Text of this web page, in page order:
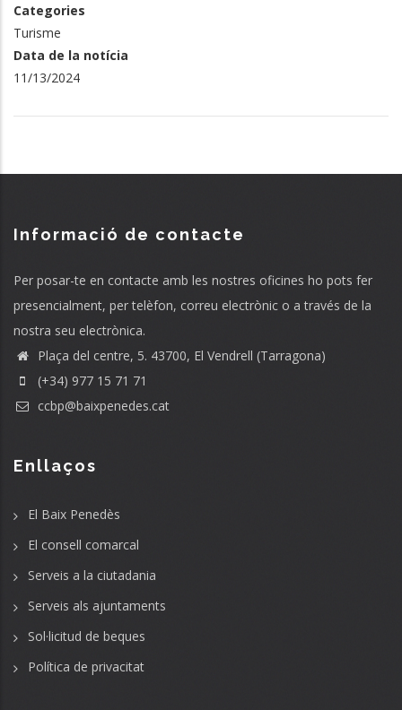
Categories
Turisme
Data de la notícia
11/13/2024
Informació de contacte
Per posar-te en contacte amb les nostres oficines ho pots fer
presencialment, per telèfon, correu electrònic o a través de la
nostra seu electrònica.
Plaça del centre, 5. 43700, El Vendrell (Tarragona)
(+34) 977 15 71 71
ccbp@baixpenedes.cat
Enllaços
El Baix Penedès
El consell comarcal
Serveis a la ciutadania
Serveis als ajuntaments
Sol·licitud de beques
Política de privacitat